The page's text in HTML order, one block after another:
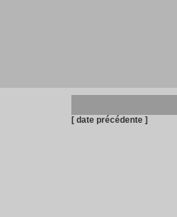
[ date précédente ]